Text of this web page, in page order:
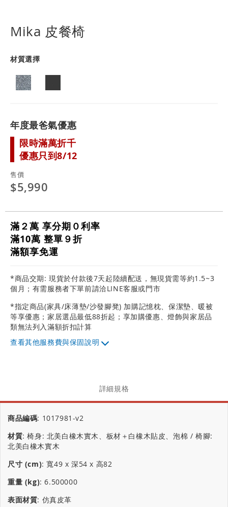
Mika 皮餐椅
材質選擇
年度最爸氣優惠
限時滿萬折千
優惠只到8/12
售價
$5,990
滿２萬 享分期０利率
滿10萬 整單９折
滿額享免運
*商品交期: 現貨於付款後7天起陸續配送，無現貨需等約1.5~3
個月；有需服務者下單前請洽LINE客服或門市
*指定商品(家具/床薄墊/沙發腳凳) 加購記憶枕、保潔墊、暖被
等享優惠；家居選品最低88折起；享加購優惠、燈飾與家居品
類無法列入滿額折扣計算
其他服務費與保固說明
詳細規格
商品編碼: 1017981-v2
材質:椅身: 北美白橡木實木、板材＋白橡木貼皮、泡棉 / 椅腳:
北美白橡木實木
尺寸 (cm):寬49 x 深54 x 高82
重量 (kg):6.500000
表面材質: 仿真皮革